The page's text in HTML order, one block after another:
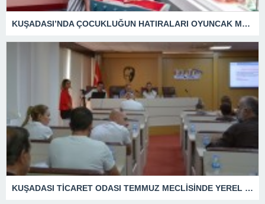
KUŞADASI’NDA ÇOCUKLUĞUN HATIRALARI OYUNCAK MÜZESİNDE HAYAT BULACAK
KUŞADASI TİCARET ODASI TEMMUZ MECLİSİNDE YEREL İŞLETMELERE ANLAMLI DESTEK